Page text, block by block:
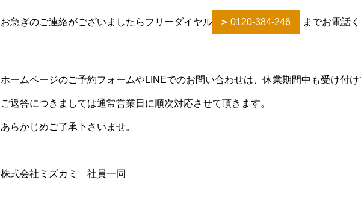
お急ぎのご連絡がございましたらフリーダイヤル 0120-384-246 までお電話く
ホームページのご予約フォームやLINEでのお問い合わせは、休業期間中も受け付け
ご返答につきましては通常営業日に順次対応させて頂きます。
あらかじめご了承下さいませ。
株式会社ミズカミ 社員一同